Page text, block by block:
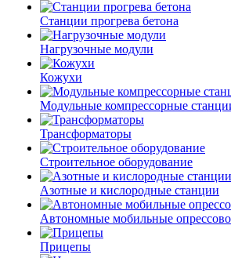
Станции прогрева бетона
Нагрузочные модули
Кожухи
Модульные компрессорные
Трансформаторы
Строительное оборудование
Азотные и кислородные станции
Автономные мобильные
Прицепы